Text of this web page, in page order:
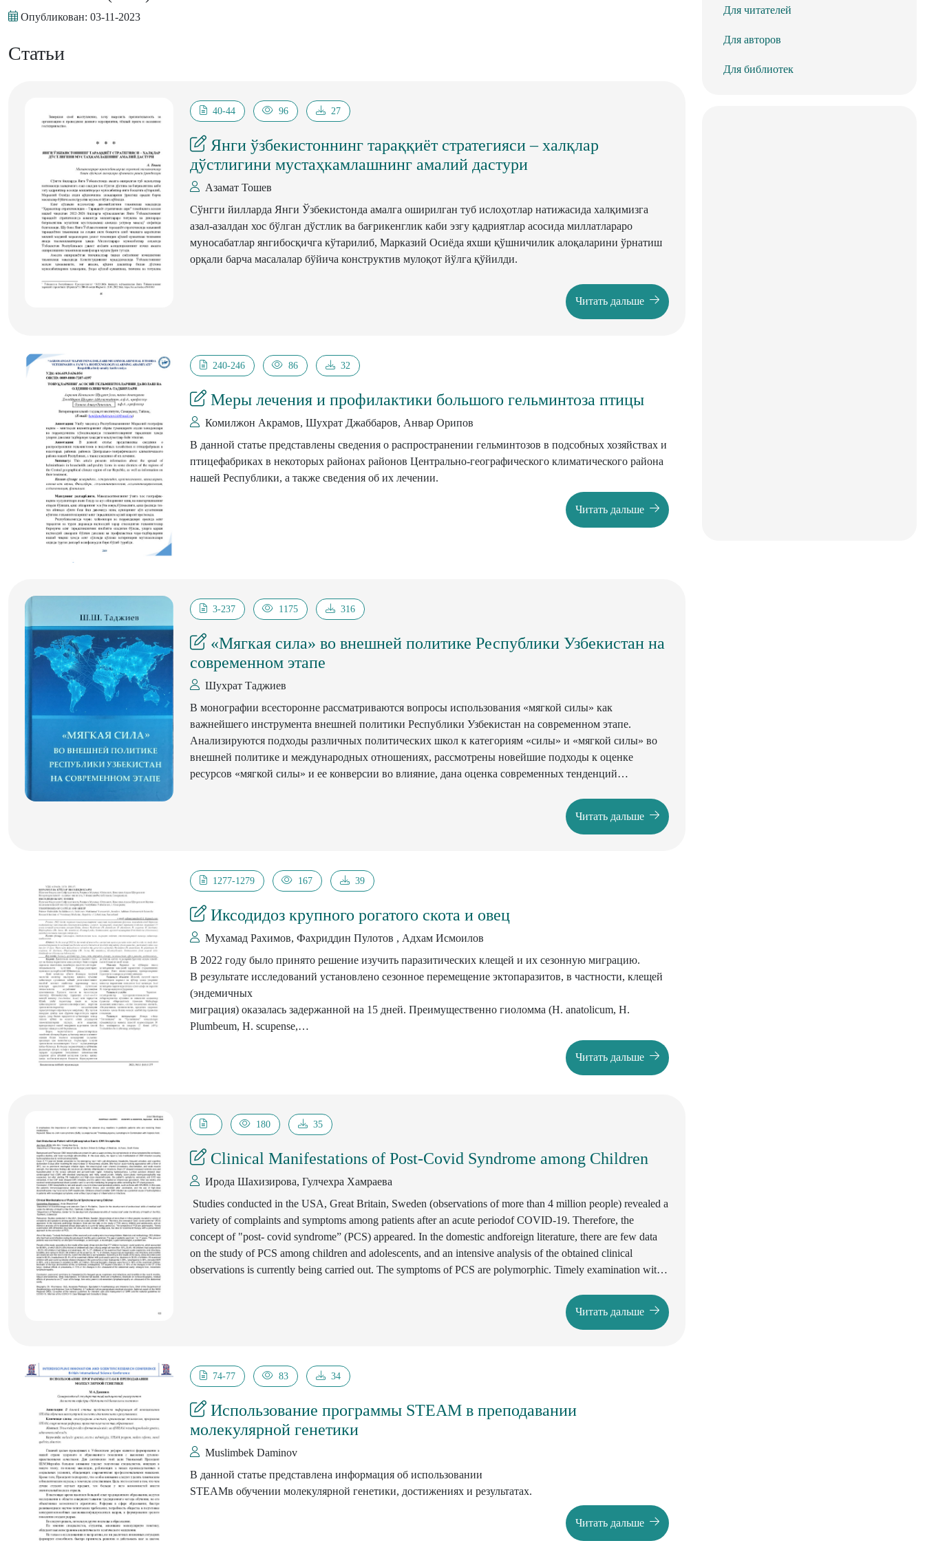
Опубликован: 03-11-2023
Статьи
40-44 96 27
Янги ўзбекистоннинг тараққиёт стратегияси – халқлар
дўстлигини мустаҳкамлашнинг амалий дастури
Азамат Тошев
Сўнгги йилларда Янги Ўзбекистонда амалга оширилган туб ислоҳотлар натижасида халқимизга
азал-азалдан хос бўлган дўстлик ва бағрикенглик каби эзгу қадриятлар асосида миллатлараро
муносабатлар янгибосқичга кўтарилиб, Марказий Осиёда яхши қўшничилик алоқаларини ўрнатиш
орқали барча масалалар бўйича конструктив мулоқот йўлга қўйилди.
Читать дальше
240-246 86 32
Меры лечения и профилактики большого гельминтоза птицы
Комилжон Акрамов, Шухрат Джаббаров, Анвар Орипов
В данной статье представлены сведения о распространении гельминтозов в подсобных хозяйствах и
птицефабриках в некоторых районах районов Центрально-географического климатического района
нашей Республики, а также сведения об их лечении.
Читать дальше
3-237 1175 316
«Мягкая сила» во внешней политике Республики Узбекистан на
современном этапе
Шухрат Таджиев
В монографии всесторонне рассматриваются вопросы использования «мягкой силы» как
важнейшего инструмента внешней политики Республики Узбекистан на современном этапе.
Анализируются подходы различных политических школ к категориям «силы» и «мягкой силы» во
внешней политике и международных отношениях, рассмотрены новейшие подходы к оценке
ресурсов «мягкой силы» и ее конверсии во влияние, дана оценка современных тенденций
«мягкой силы» через призму национальных интересов Республики Узбекистан.
Изложен авторский подход к проблемам генезиса «мягкой силы» Республики Узбекистан с начала
взаимосвязи укрепления национальной идентичности и развития «мягкой силы», а также факторам,
способствующим и препятствующим реализации этой концепции во внешней политике
Узбекистана.
Проанализирован опыт десяти ведущих государств мира и стран региона Центральной Азии по
применению «мягкой силы» при реализации внешнеполитических и внешнеэкономи-ческих
стратегий. Представлена концептуальная модель реализации политики «мягкой силы» Республики
Узбекистан.
Монография предназначена для магистрантов, докторантов, преподавателей и научных
сотрудников, а также студентов бакалавриата по направлению «Международные отношения и
политические науки».
Читать дальше
1277-1279 167 39
Иксодидоз крупного рогатого скота и овец
Мухамад Рахимов, Фахриддин Пулотов , Адхам Исмоилов
В 2022 году было принято решение изучить паразитических клещей и их сезонную миграцию.
В результате исследований установлено сезонное перемещение эктопаразитов, в частности, клещей
(эндемичных
миграция) оказалась задержанной на 15 дней. Преимущественно гиоломма (H. anatolicum, H.
Plumbeum, H. scupense,
H. detritum), Rhipicephalus (Rh. bursa, Rh. turanicus), Haemaphysalis, Dermacentor, Orni thodorus от
Читать дальше
180 35
Clinical Manifestations of Post-Covid Syndrome among Children
Ирода Шахизирова, Гулчехра Хамраева
Studies conducted in the USA, Great Britain, Sweden (observations of more than 4 million people) revealed a
variety of complaints and symptoms among patients after an acute periodof COVID-19. Therefore, the
concept of "post- covid syndrome” (PCS) appeared. In the domestic andforeign literature, there are few data
on the study of PCS among children and adolescents, and an intensive analysis of the obtained clinical
observations is currently being carried out. The symptoms of PCS are polymorphic. Timely examination with
Читать дальше
74-77 83 34
Использование программы STEAM в преподавании
молекулярной генетики
Muslimbek Daminov
В данной статье представлена информация об использовании
STEAMв обучении молекулярной генетики, достижениях и результатах.
Читать дальше
Для читателей
Для авторов
Для библиотек